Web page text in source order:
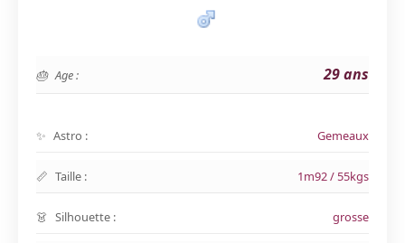
Age : 29 ans
Astro : Gemeaux
Taille : 1m92 / 55kgs
Silhouette : grosse